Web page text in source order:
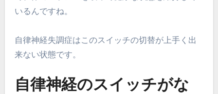
いるんですね。
自律神経失調症はこのスイッチの切替が上手く出
来ない状態です。
自律神経のスイッチがな